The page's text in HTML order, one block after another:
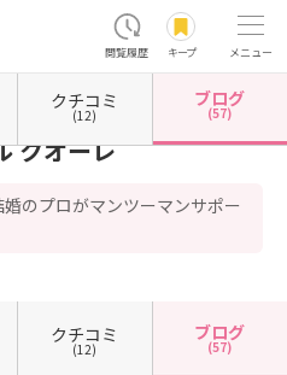
閲覧履歴 キープ メニュー
mielcuore ミエル クオーレ カウンセラーブ
クオーレ
のプロがマンツーマンサポー
クチコミ
(12)
ブログ
(57)
クチコミ
(12)
ブログ
(57)